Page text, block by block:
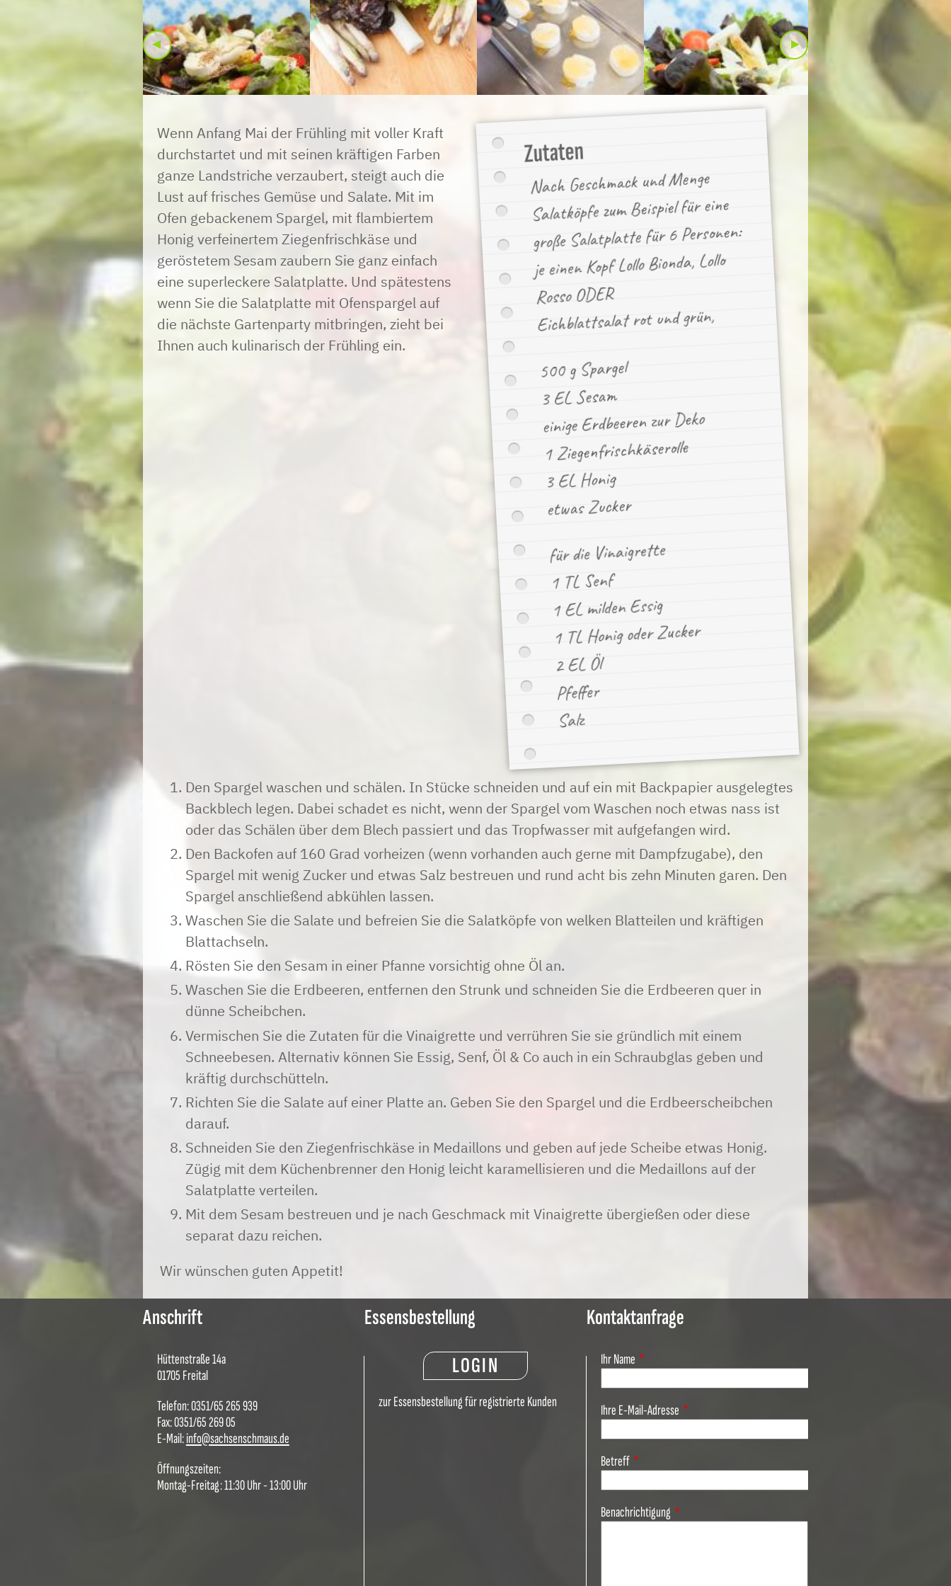
◂ ▸
Wenn Anfang Mai der Frühling mit voller Kraft
durchstartet und mit seinen kräftigen Farben
ganze Landstriche verzaubert, steigt auch die
Lust auf frisches Gemüse und Salate. Mit im
Ofen gebackenem Spargel, mit flambiertem
Honig verfeinertem Ziegenfrischkäse und
geröstetem Sesam zaubern Sie ganz einfach
eine superleckere Salatplatte. Und spätestens
wenn Sie die Salatplatte mit Ofenspargel auf
die nächste Gartenparty mitbringen, zieht bei
Ihnen auch kulinarisch der Frühling ein.
Zutaten
Nach Geschmack und Menge
Salatköpfe zum Beispiel für eine
große Salatplatte für 6 Personen:
je einen Kopf Lollo Bionda, Lollo
Rosso ODER
Eichblattsalat rot und grün,
500 g Spargel
3 EL Sesam
einige Erdbeeren zur Deko
1 Ziegenfrischkäserolle
3 EL Honig
etwas Zucker
für die Vinaigrette
1 TL Senf
1 EL milden Essig
1 TL Honig oder Zucker
2 EL Öl
Pfeffer
Salz
Den Spargel waschen und schälen. In Stücke schneiden und auf ein mit Backpapier ausgelegtes
Backblech legen. Dabei schadet es nicht, wenn der Spargel vom Waschen noch etwas nass ist
oder das Schälen über dem Blech passiert und das Tropfwasser mit aufgefangen wird.
Den Backofen auf 160 Grad vorheizen (wenn vorhanden auch gerne mit Dampfzugabe), den
Spargel mit wenig Zucker und etwas Salz bestreuen und rund acht bis zehn Minuten garen. Den
Spargel anschließend abkühlen lassen.
Waschen Sie die Salate und befreien Sie die Salatköpfe von welken Blatteilen und kräftigen
Blattachseln.
Rösten Sie den Sesam in einer Pfanne vorsichtig ohne Öl an.
Waschen Sie die Erdbeeren, entfernen den Strunk und schneiden Sie die Erdbeeren quer in
dünne Scheibchen.
Vermischen Sie die Zutaten für die Vinaigrette und verrühren Sie sie gründlich mit einem
Schneebesen. Alternativ können Sie Essig, Senf, Öl & Co auch in ein Schraubglas geben und
kräftig durchschütteln.
Richten Sie die Salate auf einer Platte an. Geben Sie den Spargel und die Erdbeerscheibchen
darauf.
Schneiden Sie den Ziegenfrischkäse in Medaillons und geben auf jede Scheibe etwas Honig.
Zügig mit dem Küchenbrenner den Honig leicht karamellisieren und die Medaillons auf der
Salatplatte verteilen.
Mit dem Sesam bestreuen und je nach Geschmack mit Vinaigrette übergießen oder diese
separat dazu reichen.
Wir wünschen guten Appetit!
Anschrift
Hüttenstraße 14a
01705 Freital
Telefon: 0351/65 265 939
Fax: 0351/65 269 05
E-Mail:info@sachsenschmaus.de
Öffnungszeiten:
Montag-Freitag: 11:30 Uhr - 13:00 Uhr
Essensbestellung
LOGIN
zur Essensbestellung für registrierte Kunden
Kontaktanfrage
Ihr Name
Ihre E-Mail-Adresse
Betreff
Benachrichtigung